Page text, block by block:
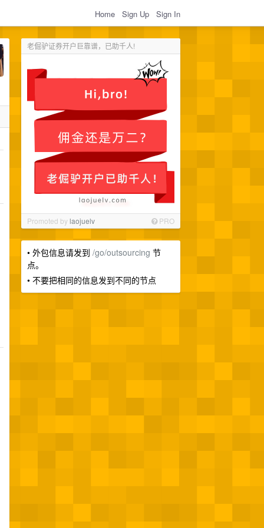
Home Sign Up Sign In
老倔驴证券开户巨靠谱，已助千人!
Promoted bylaojuelv PRO
• 外包信息请发到 /go/outsourcing 节
点。
• 不要把相同的信息发到不同的节点